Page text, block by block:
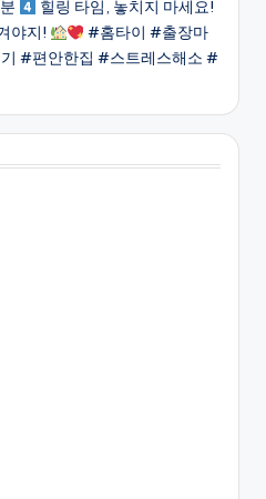
힐링 타임, 놓치지 마세요!
야지!
#홈타이 #출장마
#편안한집 #스트레스해소 #